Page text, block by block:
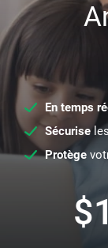
En temps
Sécurise
Protège
$